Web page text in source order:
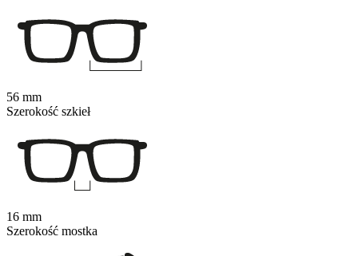
56 mm
Szerokość szkieł
16 mm
Szerokość mostka